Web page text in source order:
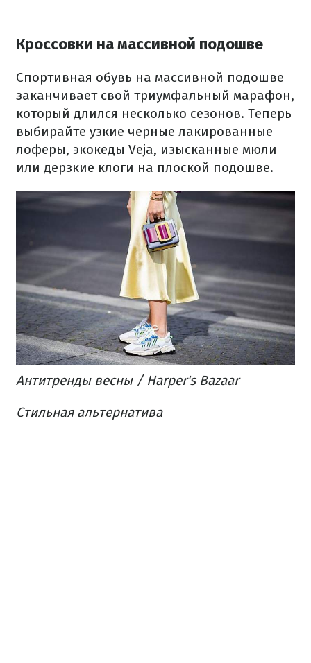
Кроссовки на массивной подошве
Спортивная обувь на массивной подошве
заканчивает свой триумфальный марафон,
который длился несколько сезонов. Теперь
выбирайте узкие черные лакированные
лоферы, экокеды Veja, изысканные мюли
или дерзкие клоги на плоской подошве.
Антитренды весны / Harper's Bazaar
Стильная альтернатива